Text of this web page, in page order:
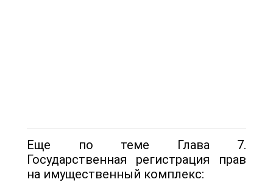
Еще по теме Глава 7.
Государственная регистрация прав
на имущественный комплекс: